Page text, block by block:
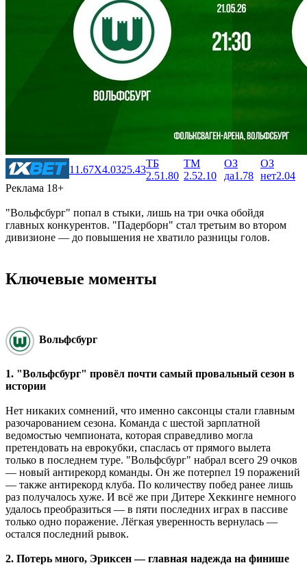
1 1.67X4.0325.43
ТБ
2.51.80
ТМ
2.52.10
ОЗ
да1.78
ОЗ
нет2.04
Реклама 18+
"Вольфсбург" попал в стыки, лишь на три очка обойдя
главных конкурентов. "Падерборн" стал третьим во втором
дивизионе ― до повышения не хватило разницы голов.
Ключевые моменты
Вольфсбург
1. "Вольфсбург" провёл почти самый провальный сезон в
истории
Нет никаких сомнений, что именно саксонцы стали главным
разочарованием сезона. Команда с шестой зарплатной
ведомостью чемпионата, которая справедливо могла
претендовать на еврокубки, спаслась от прямого вылета
только в последнем туре. "Вольфсбург" набрал всего 29 очков
― новый антирекорд команды. Он же потерпел 19 поражений
― также антирекорд клуба. По количеству побед ранее лишь
раз получалось хуже. И всё же при Дитере Хеккинге немного
удалось преобразиться ― в пяти последних играх в пассиве
только одно поражение. Лёгкая уверенность вернулась ―
остался последний рывок.
2. Потерь много, Эриксен ― главная надежда на финише